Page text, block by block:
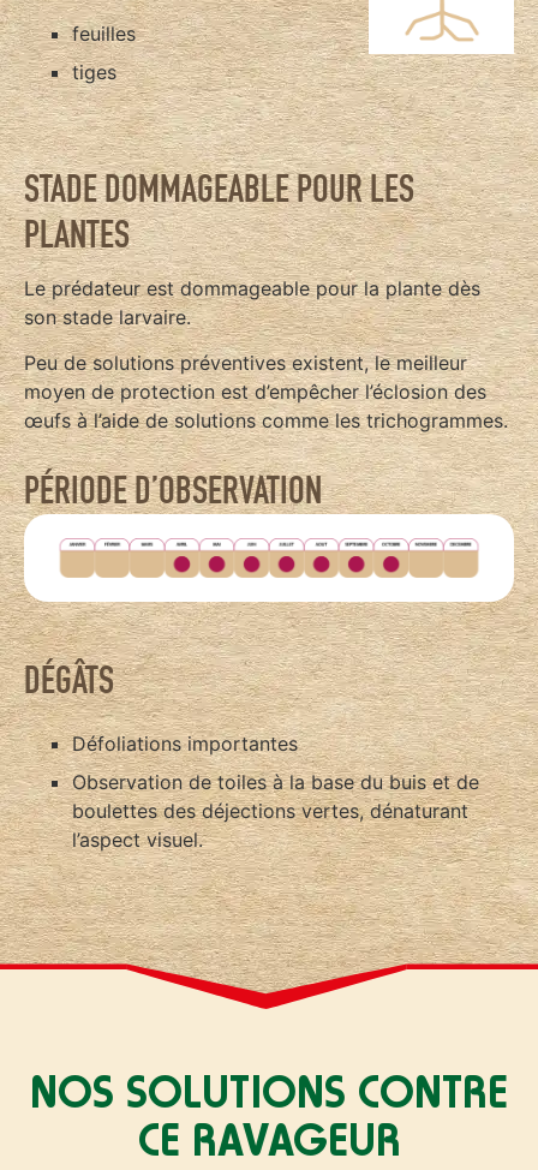
feuilles
tiges
STADE DOMMAGEABLE POUR LES
PLANTES
Le prédateur est dommageable pour la plante dès
son stade larvaire.
Peu de solutions préventives existent, le meilleur
moyen de protection est d’empêcher l’éclosion des
œufs à l’aide de solutions comme les trichogrammes.
PÉRIODE D’OBSERVATION
DÉGÂTS
Défoliations importantes
Observation de toiles à la base du buis et de
boulettes des déjections vertes, dénaturant
l’aspect visuel.
NOS SOLUTIONS CONTRE
CE RAVAGEUR